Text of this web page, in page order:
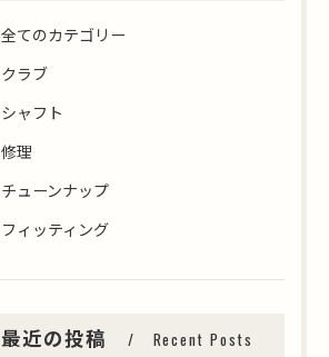
全てのカテゴリー
クラブ
シャフト
修理
チューンナップ
フィッティング
最近の投稿 Recent Posts